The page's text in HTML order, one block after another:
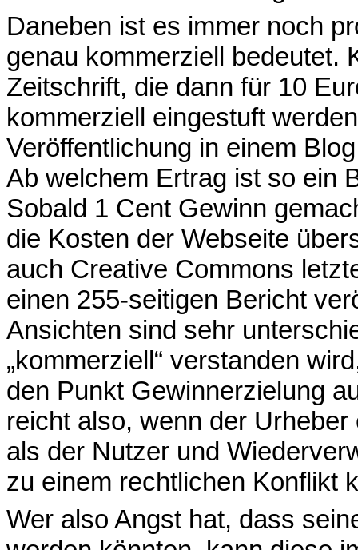
Daneben ist es immer noch
genau kommerziell bedeutet.
Zeitschrift, die dann für 10
kommerziell eingestuft
Veröffentlichung in einem
Ab welchem Ertrag ist so ein
Sobald 1 Cent Gewinn
die Kosten der Webseite
auch Creative Commons
einen 255-seitigen Bericht
Ansichten sind sehr
„kommerziell“ verstanden
den Punkt Gewinnerzielung
reicht also, wenn der
als der Nutzer und
zu einem rechtlichen Konflikt
Wer also Angst hat, dass